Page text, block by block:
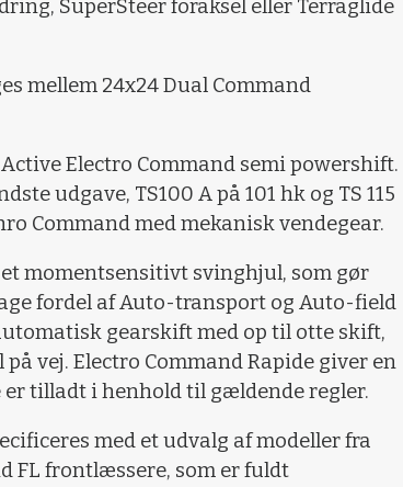
SuperSteer foraksel eller Terraglide
mellem 24x24 Dual Command
Electro Command semi powershift.
udgave, TS100 A på 101 hk og TS 115
Command med mekanisk vendegear.
momentsensitivt svinghjul, som gør
fordel af Auto-transport og Auto-field
gearskift med op til otte skift,
vej. Electro Command Rapide giver en
tilladt i henhold til gældende regler.
med et udvalg af modeller fra
FL frontlæssere, som er fuldt